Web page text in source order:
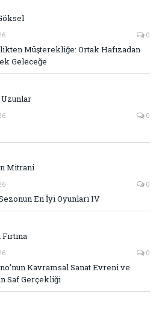
0
Müşterekliğe: Ortak Hafızadan
Geleceğe
0
Mitrani
0
En İyi Oyunları IV
0
Kavramsal Sanat Evreni ve
Saf Gerçekliği